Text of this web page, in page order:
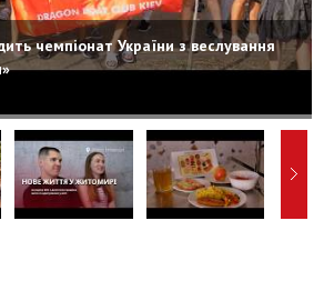
чемпіонат України з веслування